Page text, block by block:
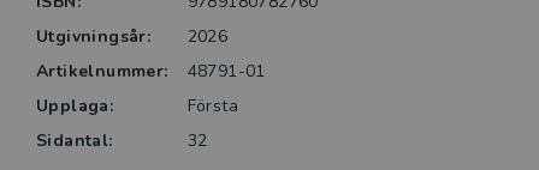
Utgivningsår:
2026
Artikelnummer:
48791-01
Upplaga:
Första
Sidantal:
32